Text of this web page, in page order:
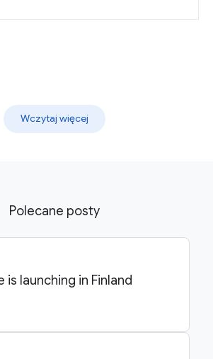
Wczytaj więcej
Polecane posty
is launching in Finland